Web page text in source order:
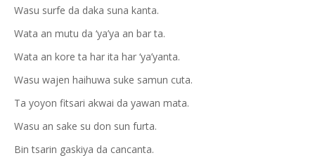
Wasu surfe da daka suna kanta.
Wata an mutu da ‘ya’ya an bar ta.
Wata an kore ta har ita har ‘ya’yanta.
Wasu wajen haihuwa suke samun cuta.
Ta yoyon fitsari akwai da yawan mata.
Wasu an sake su don sun furta.
Bin tsarin gaskiya da cancanta.